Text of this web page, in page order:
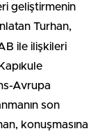
geliştirmenin
Turhan,
ile ilişkileri
Avrupa
son
konuşmasına